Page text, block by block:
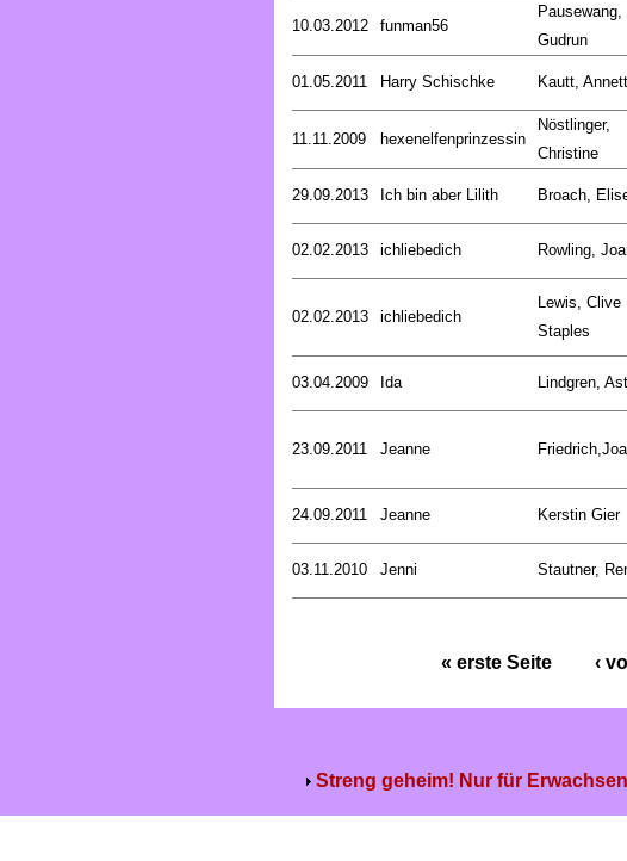
10.03.2012 funman56
Pausewang,
Gudrun
01.05.2011 Harry Schischke Kautt,
11.11.2009 hexenelfenprinzessin
Nöstlinger,
Christine
29.09.2013 Ich bin aber Lilith Broach,
02.02.2013 ichliebedich Rowling,
02.02.2013 ichliebedich
Lewis, Clive
Staples
03.04.2009 Ida Lindgren,
23.09.2011 Jeanne
24.09.2011 Jeanne Kerstin Gier
03.11.2010 Jenni Stautner,
« erste Seite ‹
Streng geheim! Nur für